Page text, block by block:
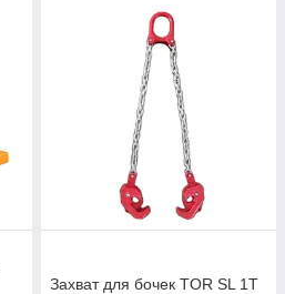
Захват для бочек TOR SL 1T